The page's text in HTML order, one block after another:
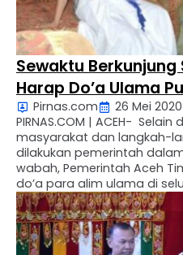
Sewaktu
Harap Do’a Ulama
COVID-19
Pirnas.com
26 Mei 2020
PIRNAS.COM | ACEH-
masyarakat dan langkah-
dilakukan pemerintah
wabah, Pemerintah Aceh
do’a para alim ulama di
mendo’akan agar pandemi
meresahkan penduduk
silaturrahmi ini, saya
Daerah (KDh)